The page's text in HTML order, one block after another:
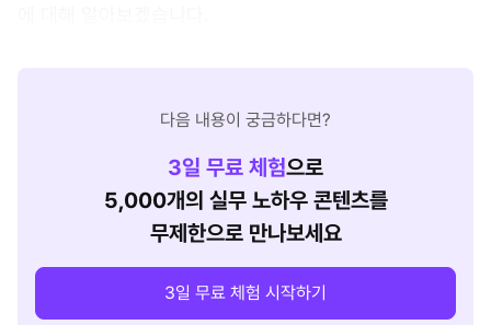
다음 내용이 궁금하다면?
3일 무료 체험으로
5,000개의 실무 노하우 콘텐츠를
무제한으로 만나보세요
3일 무료 체험 시작하기